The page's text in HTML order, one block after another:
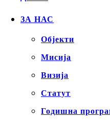
ЗА НАС
Објекти
Mисија
Визија
Статут
Годишна